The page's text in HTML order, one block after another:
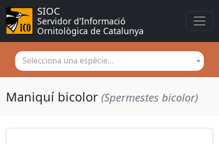
SIOC
Servidor d'Informació
Ornitològica de Catalunya
Selecciona una espècie...
Maniquí bicolor (Spermestes bicolor)